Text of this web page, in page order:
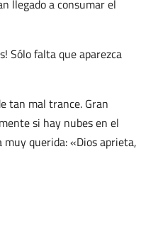
llegado a consumar el
Sólo falta que aparezca
tan mal trance. Gran
si hay nubes en el
querida: «Dios aprieta,